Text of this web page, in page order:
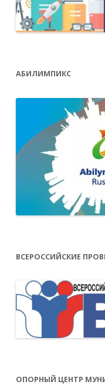
АБИЛИМПИКС
ВСЕРОССИЙСКИЕ
ОПОРНЫЙ ЦЕНТР